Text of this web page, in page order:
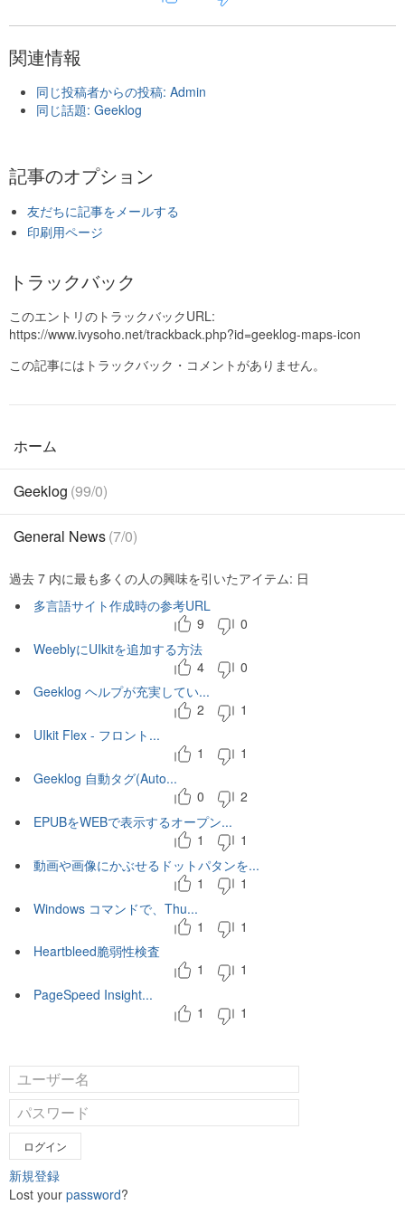
関連情報
同じ投稿者からの投稿: Admin
同じ話題: Geeklog
記事のオプション
友だちに記事をメールする
印刷用ページ
トラックバック
このエントリのトラックバックURL:
https://www.ivysoho.net/trackback.php?id=geeklog-maps-icon
この記事にはトラックバック・コメントがありません。
ホーム
Geeklog (99/0)
General News(7/0)
過去 7 内に最も多くの人の興味を引いたアイテム: 日
多言語サイト作成時の参考URL
9
0
WeeblyにUIkitを追加する方法
4
0
Geeklog ヘルプが充実してい...
2
1
UIkit Flex - フロント...
1
1
Geeklog 自動タグ(Auto...
0
2
EPUBをWEBで表示するオープン...
1
1
動画や画像にかぶせるドットパタンを...
1
1
Windows コマンドで、Thu...
1
1
Heartbleed脆弱性検査
1
1
PageSpeed Insight...
1
1
ログイン
新規登録
Lost your password?